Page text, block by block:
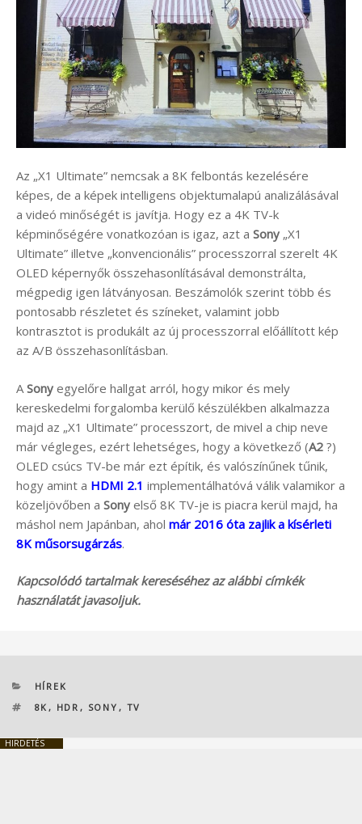
Az „X1 Ultimate” nemcsak a 8K felbontás kezelésére
képes, de a képek intelligens objektumalapú analizálásával
a videó minőségét is javítja. Hogy ez a 4K TV-k
képminőségére vonatkozóan is igaz, azt a Sony „X1
Ultimate” illetve „konvencionális” processzorral szerelt 4K
OLED képernyők összehasonlításával demonstrálta,
mégpedig igen látványosan. Beszámolók szerint több és
pontosabb részletet és színeket, valamint jobb
kontrasztot is produkált az új processzorral előállított kép
az A/B összehasonlításban.
A Sony egyelőre hallgat arról, hogy mikor és mely
kereskedelmi forgalomba kerülő készülékben alkalmazza
majd az „X1 Ultimate” processzort, de mivel a chip neve
már végleges, ezért lehetséges, hogy a következő (A2 ?)
OLED csúcs TV-be már ezt építik, és valószínűnek tűnik,
hogy amint a HDMI 2.1 implementálhatóvá válik valamikor a
közeljövőben a Sony első 8K TV-je is piacra kerül majd, ha
máshol nem Japánban, ahol már 2016 óta zajlik a kísérleti
8K műsorsugárzás.
Kapcsolódó tartalmak kereséséhez az alábbi címkék
használatát javasoljuk.
KATEGÓRIÁK
HÍREK
CÍMKÉK
8K , HDR , SONY , TV
HIRDETÉS